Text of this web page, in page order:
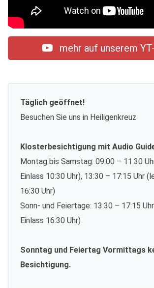
mehr auf unserem
Täglich geöffnet!
Besuchen Sie uns in Heiligenkreuz
Klosterbesichtigung mit Audio
Montag bis Samstag: 09:00 – 11:30
Einlass 10:30 Uhr), 13:30 – 17:15 Uhr
16:30 Uhr)
Sonn- und Feiertage: 13:30 – 17:15
Einlass 16:30 Uhr)
Sonntag und Feiertag Vormittags
Besichtigung.